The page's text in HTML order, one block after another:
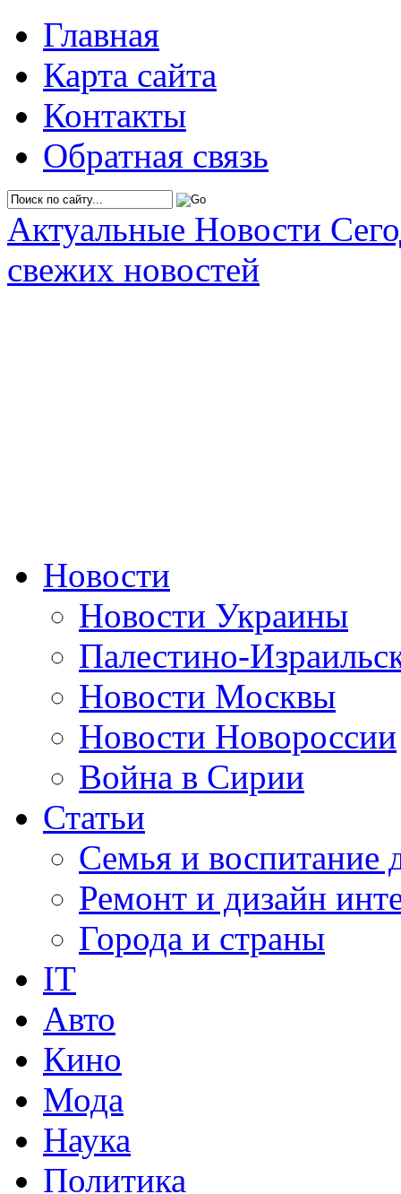
Главная
Карта сайта
Контакты
Обратная связь
Актуальные Новости
свежих новостей
Новости
Новости Украины
Палестино-
Новости Москвы
Новости Новороссии
Война в Сирии
Статьи
Семья и воспитание
Ремонт и дизайн
Города и страны
IT
Авто
Кино
Мода
Наука
Политика